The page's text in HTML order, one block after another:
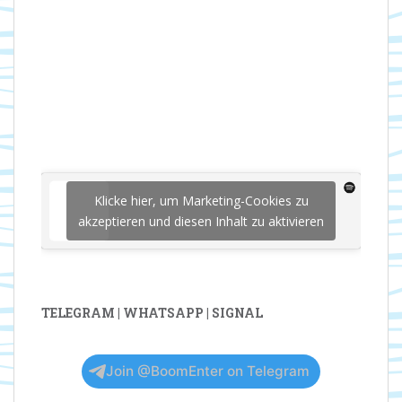
Klicke hier, um Marketing-Cookies zu
akzeptieren und diesen Inhalt zu aktivieren
TELEGRAM | WHATSAPP | SIGNAL
Join @BoomEnter on Telegram